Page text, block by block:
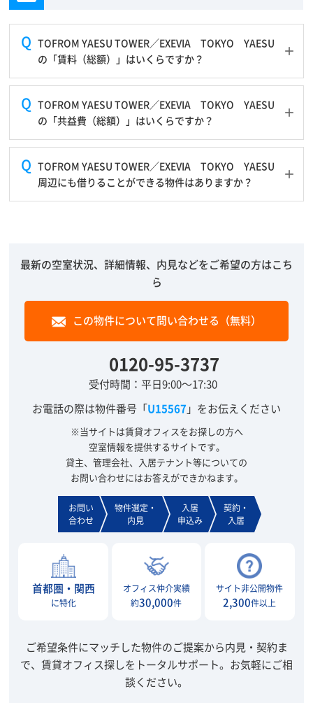
TOFROM YAESU TOWER／EXEVIA TOKYO YAESU
の「賃料（総額）」はいくらですか？
TOFROM YAESU TOWER／EXEVIA TOKYO YAESU
の「共益費（総額）」はいくらですか？
TOFROM YAESU TOWER／EXEVIA TOKYO YAESU
周辺にも借りることができる物件はありますか？
最新の空室状況、詳細情報、内見などをご希望の方はこち
ら
この物件について問い合わせる（無料）
0120-95-3737
受付時間：平日9:00～17:30
お電話の際は物件番号「U15567」をお伝えください
※当サイトは賃貸オフィスをお探しの方へ
空室情報を提供するサイトです。
貸主、管理会社、入居テナント等についての
お問い合わせにはお答えができかねます。
お問い
合わせ
物件選定・
内見
入居
申込み
契約・
入居
首都圏・関西
に特化
オフィス仲介実績
約30,000件
サイト非公開物件
2,300件以上
ご希望条件にマッチした物件のご提案から内見・契約ま
で、賃貸オフィス探しをトータルサポート。 お気軽にご相
談ください。